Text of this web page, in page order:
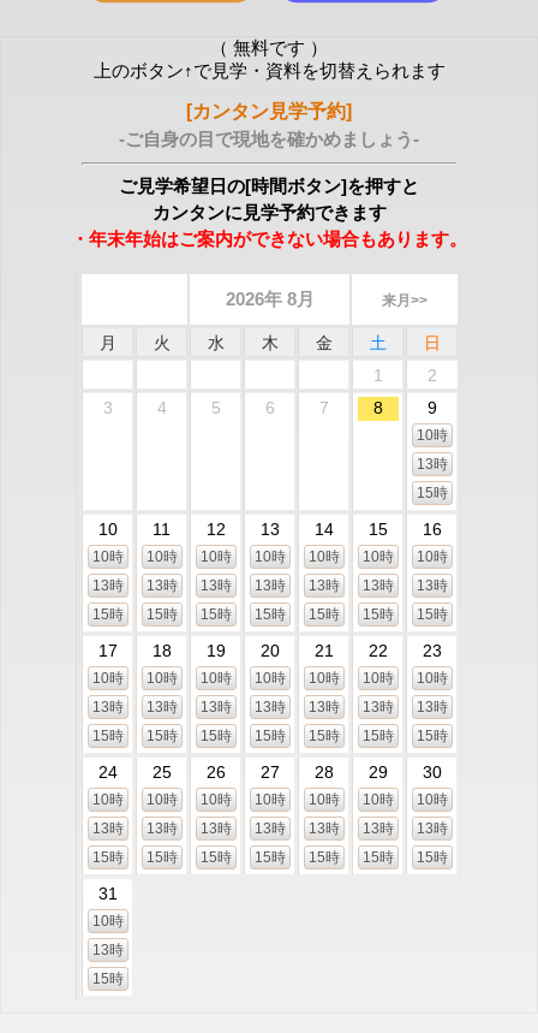
（ 無料です ）
上のボタン↑で見学・資料を切替えられます
[カンタン見学予約]
-ご自身の目で現地を確かめましょう-
ご見学希望日の[時間ボタン]を押すと
カンタンに見学予約できます
・年末年始はご案内ができない場合もあります。
2026年 8月 来月>>
月 火 水 木 金 土
日
1
2
3
4 5 6 7 8 9
10時
13時
15時
10
10時
13時
15時
11
10時
13時
15時
12
10時
13時
15時
13
10時
13時
15時
14
10時
13時
15時
15
10時
13時
15時
16
10時
13時
15時
17
10時
13時
15時
18
10時
13時
15時
19
10時
13時
15時
20
10時
13時
15時
21
10時
13時
15時
22
10時
13時
15時
23
10時
13時
15時
24
10時
13時
15時
25
10時
13時
15時
26
10時
13時
15時
27
10時
13時
15時
28
10時
13時
15時
29
10時
13時
15時
30
10時
13時
15時
31
10時
13時
15時